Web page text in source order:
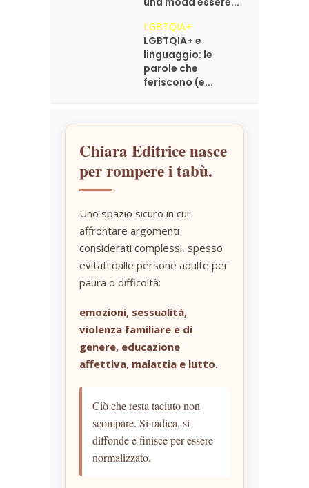
LGBTQIA+
LGBTQIA+ e
linguaggio: le
parole che
feriscono (e...
Chiara Editrice nasce
per rompere i tabù.
Uno spazio sicuro in cui
affrontare argomenti
considerati complessi, spesso
evitati dalle persone adulte per
paura o difficoltà:
emozioni, sessualità,
violenza familiare e di
genere, educazione
affettiva, malattia e lutto.
Ciò che resta taciuto non
scompare. Si radica, si
diffonde e finisce per essere
normalizzato.